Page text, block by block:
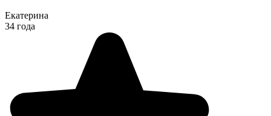
Екатерина
34 года